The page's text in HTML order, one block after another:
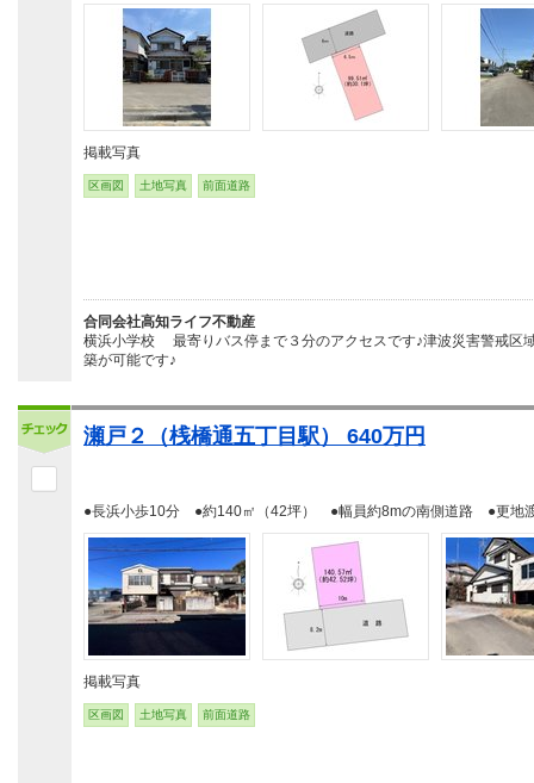
掲載写真
区画図 土地写真 前面道路
合同会社高知ライフ不動産
横浜小学校 最寄りバス停まで３分のアクセスです♪津波災害警戒区
築が可能です♪
瀬戸２（桟橋通五丁目駅） 640万円
●長浜小歩10分 ●約140㎡（42坪） ●幅員約8mの南側道路 ●更地
掲載写真
区画図 土地写真 前面道路